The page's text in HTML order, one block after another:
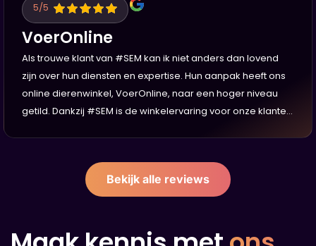
5/5
VoerOnline
Als trouwe klant van #SEM kan ik niet anders dan lovend
zijn over hun diensten en expertise. Hun aanpak heeft ons
online dierenwinkel, VoerOnline, naar een hoger niveau
getild. Dankzij #SEM is de winkelervaring voor onze klanten
waardoor ons brede assortiment aan honden- en
kattenvoer, voedingssupplementen en snacks nu veel
overzichtelijker en toegankelijker is voor bezoekers. De
gehad op onze vindbaarheid in Google. De SEO-strategie
Bekijk alle reviews